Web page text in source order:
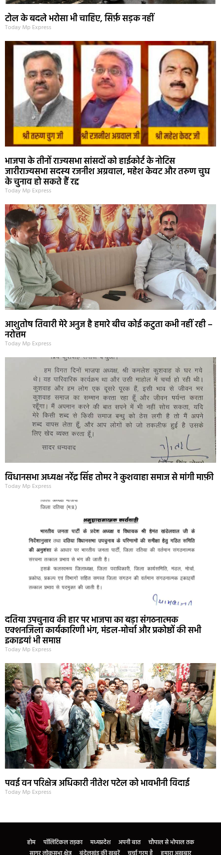
टोल के बदले भरोसा भी चाहिए, सिर्फ़ सड़क नहीं
Today Mp Express
भाजपा के तीनों राज्यसभा सांसदों को हाईकोर्ट के नोटिस
जारीराज्यसभा सदस्य रजनीश अग्रवाल, महेश केवट और तरुण चुघ
के चुनाव हो सकते हैं रद्द
Today Mp Express
आशुतोष तिवारी मेरे अनुज है हमारे बीच कोई कटुता कभी नहीं रही –
नरोत्तम
Today Mp Express
विधानसभा अध्यक्ष नरेंद्र सिंह तोमर ने कुशवाहा समाज से मांगी माफ़ी
Today Mp Express
दतिया उपचुनाव की हार पर भाजपा का बड़ा संगठनात्मक
एक्शनजिला कार्यकारिणी भंग, मंडल-मोर्चा और प्रकोष्ठों की सभी
इकाइयां भी समाप्त
Today Mp Express
पवई वन परिक्षेत्र अधिकारी नीतेश पटेल को भावभीनी विदाई
Today Mp Express
होम पॉलिटिकल तड़का मध्यप्रदेश अपनी बात
चौपाल से भोपाल तक